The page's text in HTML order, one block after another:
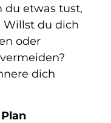
du etwas tust,
Willst du dich
oder
dich